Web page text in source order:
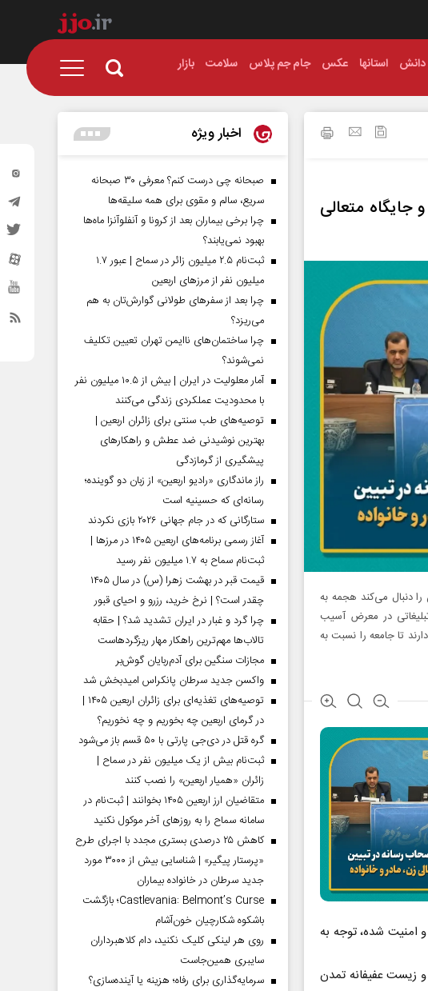
دانش استانها عکس جام جم پلاس سلامت بازار
متعالی
دنبال می‌کند هجمه به
تبلیغاتی در معرض آسیب
تا جامعه را نسبت به
امنیت شده، توجه به
و زیست عفیفانه تمدن
اخبار ویژه
صبحانه چی درست کنم؟ معرفی ۳۰ صبحانه
سریع، سالم و مقوی برای همه سلیقه‌ها
چرا برخی بیماران بعد از کرونا و آنفلوآنزا ماه‌ها
بهبود نمی‌یابند؟
ثبت‌نام ۲.۵ میلیون زائر در سماح | عبور ۱.۷
میلیون نفر از مرز‌های اربعین
چرا بعد از سفرهای طولانی گوارش‌تان به هم
می‌ریزد؟
چرا ساختمان‌های ناایمن تهران تعیین تکلیف
نمی‌شوند؟
آمار معلولیت در ایران | بیش از ۱۰.۵ میلیون نفر
با محدودیت عملکردی زندگی می‌کنند
توصیه‌های طب سنتی برای زائران اربعین |
بهترین نوشیدنی ضد عطش و راهکارهای
پیشگیری از گرمازدگی
راز ماندگاری «رادیو اربعین» از زبان دو گوینده؛
رسانه‌ای که حسینیه است
ستارگانی که در جام جهانی ۲۰۲۶ بازی نکردند
آغاز رسمی برنامه‌های اربعین ۱۴۰۵ در مرز‌ها |
ثبت‌نام سماح به ۱.۷ میلیون نفر رسید
قیمت قبر در بهشت زهرا (س) در سال ۱۴۰۵
چقدر است؟ | نرخ خرید، رزرو و احیای قبور
چرا گرد و غبار در ایران تشدید شد؟ | حقابه
تالاب‌ها مهم‌ترین راهکار مهار ریزگردهاست
مجازات سنگین برای آدم‌ربایان گوش‌بر
واکسن جدید سرطان پانکراس امیدبخش شد
توصیه‌های تغذیه‌ای برای زائران اربعین ۱۴۰۵ |
در گرمای اربعین چه بخوریم و چه نخوریم؟
گره قتل در دی‌جی پارتی با ۵۰ قسم باز می‌شود
ثبت‌نام بیش از یک میلیون نفر در سماح |
زائران «همیار اربعین» را نصب کنند
متقاضیان ارز اربعین ۱۴۰۵ بخوانند | ثبت‌نام در
سامانه سماح را به روز‌های آخر موکول نکنید
کاهش ۲۵ درصدی بستری مجدد با اجرای طرح
«پرستار پیگیر» | شناسایی بیش از ۳۰۰۰ مورد
جدید سرطان در خانواده بیماران
Castlevania: Belmont’s Curse؛ بازگشت
باشکوه شکارچیان خون‌آشام
روی هر لینکی کلیک نکنید، دام کلاهبرداران
سایبری همین‌جاست
سرمایه‌گذاری برای رفاه؛ هزینه یا آینده‌سازی؟